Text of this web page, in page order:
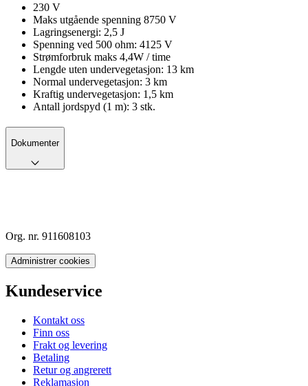
230 V
Maks utgående spenning 8750 V
Lagringsenergi: 2,5 J
Spenning ved 500 ohm: 4125 V
Strømforbruk maks 4,4W / time
Lengde uten undervegetasjon: 13 km
Normal undervegetasjon: 3 km
Kraftig undervegetasjon: 1,5 km
Antall jordspyd (1 m): 3 stk.
Dokumenter
Org. nr. 911608103
Administrer cookies
Kundeservice
Kontakt oss
Finn oss
Frakt og levering
Betaling
Retur og angrerett
Reklamasjon